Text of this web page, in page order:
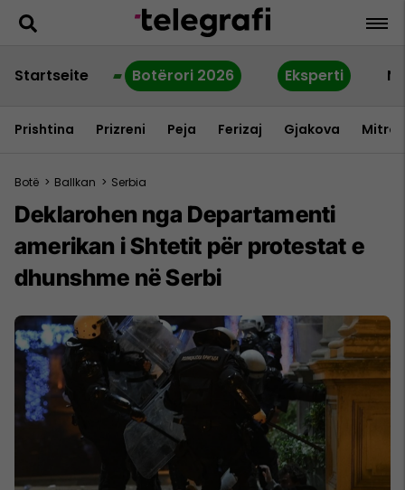
Startseite Botërori 2026 Eksperti
Prishtina Prizreni Peja Ferizaj Gjakova
Botë > Ballkan > Serbia
Deklarohen nga Departamenti
amerikan i Shtetit për protestat e
dhunshme në Serbi